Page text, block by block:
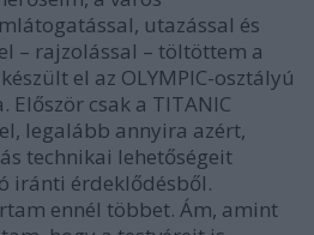
utazással és
– rajzolással – töltöttem a
el az OLYMPIC-osztályú
csak a TITANIC
legalább annyira azért,
technikai lehetőségeit
iránti érdeklődésből.
ennél többet. Ám, amint